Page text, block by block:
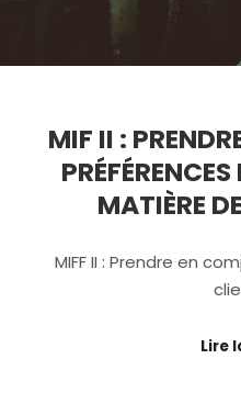
MIF II :
MATIÈRE
MIFF II : Prendre en
Lire